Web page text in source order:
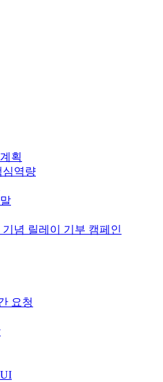
획
심역량
기념 릴레이 기부 캠페인
요청